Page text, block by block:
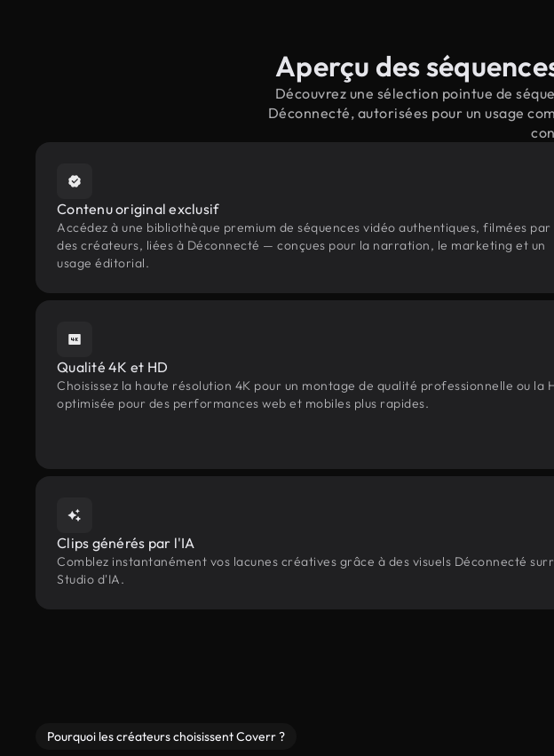
Aperçu des
Découvrez une sélection pointue de
Déconnecté, autorisées pour un usage
Contenu original exclusif
Accédez à une bibliothèque premium de séquences vidéo authentiques, filmées par
des créateurs, liées à Déconnecté — conçues pour la narration, le marketing et un
usage éditorial.
Qualité 4K et HD
Choisissez la haute résolution 4K pour un montage de qualité professionnelle ou la
optimisée pour des performances web et mobiles plus rapides.
Clips générés par l'IA
Comblez instantanément vos lacunes créatives grâce à des visuels Déconnecté
Studio d'IA.
Pourquoi les créateurs choisissent Coverr ?